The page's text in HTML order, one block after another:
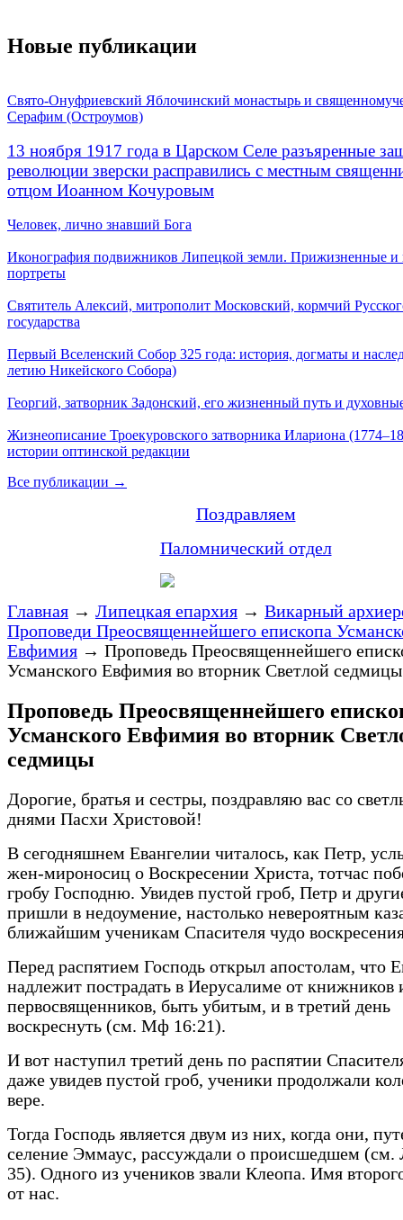
Новые публикации
Свято-Онуфриевский Яблочинский монастырь и
Серафим (Остроумов)
13 ноября 1917 года в Царском Селе разъяренные
революции зверски расправились с местным
отцом Иоанном Кочуровым
Человек, лично знавший Бога
Иконография подвижников Липецкой земли. Прижизненные и
портреты
Святитель Алексий, митрополит Московский, кормчий
государства
Первый Вселенский Собор 325 года: история, догматы и
летию Никейского Собора)
Георгий, затворник Задонский, его жизненный путь и
Жизнеописание Троекуровского затворника Илариона
истории оптинской редакции
Все публикации →
Поздравляем
Паломнический отдел
Главная → Липецкая епархия → Викарный
Проповеди Преосвященнейшего епископа
Евфимия → Проповедь Преосвященнейшего
Усманского Евфимия во вторник Светлой седмицы
Проповедь Преосвященнейшего
Усманского Евфимия во вторник
седмицы
Дорогие, братья и сестры, поздравляю вас со
днями Пасхи Христовой!
В сегодняшнем Евангелии читалось, как Петр,
жен-мироносиц о Воскресении Христа, тотчас
гробу Господню. Увидев пустой гроб, Петр и
пришли в недоумение, настолько невероятным
ближайшим ученикам Спасителя чудо
Перед распятием Господь открыл апостолам, что
надлежит пострадать в Иерусалиме от книжников
первосвященников, быть убитым, и в третий день
воскреснуть (см. Мф 16:21).
И вот наступил третий день по распятии
даже увидев пустой гроб, ученики продолжали
вере.
Тогда Господь является двум из них, когда они,
селение Эммаус, рассуждали о происшедшем (см.
35). Одного из учеников звали Клеопа. Имя
от нас.